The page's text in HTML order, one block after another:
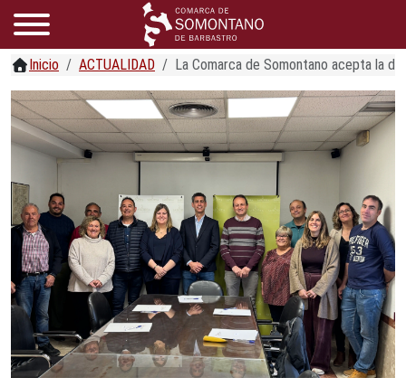
Inicio ACTUALIDAD La Comarca de Somontano acepta la